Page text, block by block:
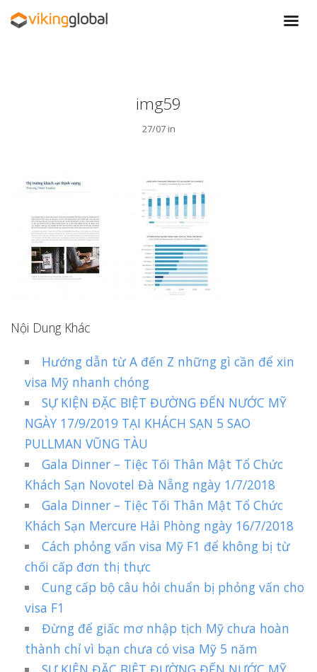
img59
27/07 in
Nội Dung Khác
Hướng dẫn từ A đến Z những gì cần để xin
visa Mỹ nhanh chóng
SỰ KIỆN ĐẶC BIỆT ĐƯỜNG ĐẾN NƯỚC MỸ
NGÀY 17/9/2019 TẠI KHÁCH SẠN 5 SAO
PULLMAN VŨNG TÀU
Gala Dinner – Tiệc Tối Thân Mật Tổ Chức
Khách Sạn Novotel Đà Nẵng ngày 1/7/2018
Gala Dinner – Tiệc Tối Thân Mật Tổ Chức
Khách Sạn Mercure Hải Phòng ngày 16/7/2018
Cách phỏng vấn visa Mỹ F1 để không bị từ
chối cấp đơn thị thực
Cung cấp bộ câu hỏi chuẩn bị phỏng vấn cho
visa F1
Đừng để giấc mơ nhập tịch Mỹ chưa hoàn
thành chỉ vì bạn chưa có visa Mỹ 5 năm